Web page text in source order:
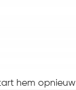
hem opnieuw